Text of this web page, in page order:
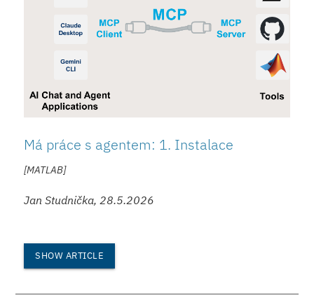
Má práce s agentem: 1. Instalace
[MATLAB]
Jan Studnička, 28.5.2026
SHOW ARTICLE